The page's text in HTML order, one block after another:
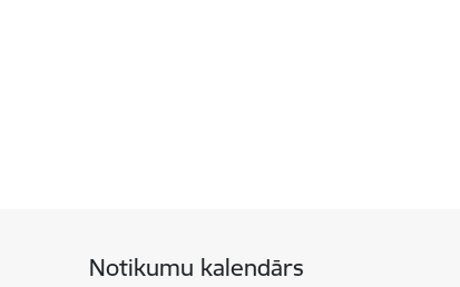
Notikumu kalendārs